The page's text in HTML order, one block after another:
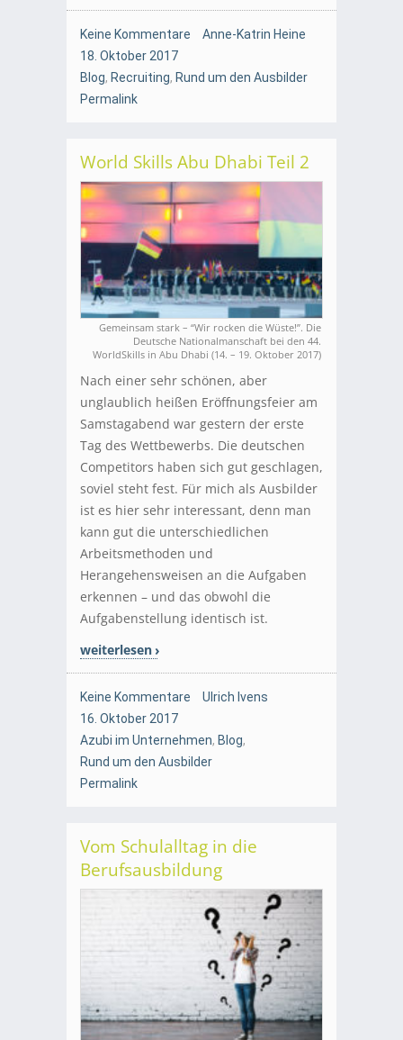
Keine Kommentare
Anne-Katrin Heine
18. Oktober 2017
Blog, Recruiting, Rund um den Ausbilder
Permalink
World Skills Abu Dhabi Teil 2
Gemeinsam stark – “Wir rocken die Wüste!”. Die
Deutsche Nationalmanschaft bei den 44.
WorldSkills in Abu Dhabi (14. – 19. Oktober 2017)
Nach einer sehr schönen, aber
unglaublich heißen Eröffnungsfeier am
Samstagabend war gestern der erste
Tag des Wettbewerbs. Die deutschen
Competitors haben sich gut geschlagen,
soviel steht fest. Für mich als Ausbilder
ist es hier sehr interessant, denn man
kann gut die unterschiedlichen
Arbeitsmethoden und
Herangehensweisen an die Aufgaben
erkennen – und das obwohl die
Aufgabenstellung identisch ist.
weiterlesen
Keine Kommentare
Ulrich Ivens
16. Oktober 2017
Azubi im Unternehmen, Blog,
Rund um den Ausbilder
Permalink
Vom Schulalltag in die
Berufsausbildung